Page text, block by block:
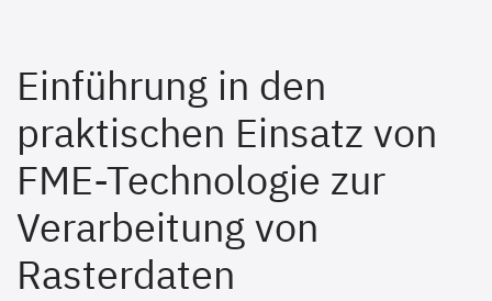
Einführung in den
praktischen Einsatz von
FME-Technologie zur
Verarbeitung von
Rasterdaten